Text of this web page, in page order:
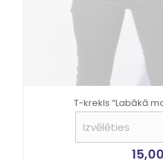
T-krekls “Labākā
15,00